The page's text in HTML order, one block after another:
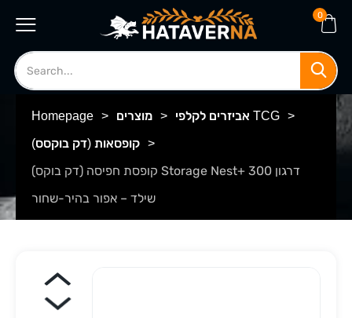
0
Homepage > מוצרים > אביזרים לקלפי TCG >
קופסאות (דק בוקסס) >
קופסת חפיסה (דק בוקס) Storage Nest+ 300 דרגון
שילד – אפור בהיר-שחור